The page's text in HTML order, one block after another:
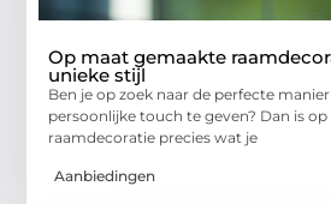
Op maat gemaakte
unieke stijl
Ben je op zoek naar de perfecte
persoonlijke touch te geven? Dan is
raamdecoratie precies wat je
Aanbiedingen